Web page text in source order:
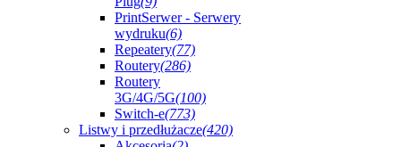
PrintSerwer - Serwery
wydruku(6)
Repeatery(77)
Routery(286)
Routery
3G/4G/5G(100)
Switch-e(773)
Listwy i przedłużacze(420)